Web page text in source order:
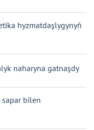
hyzmatdaşlygynyň
naharyna gatnaşdy
bilen